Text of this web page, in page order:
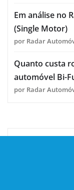
Em análise no
(Single Motor)
por Radar
Quanto custa
automóvel Bi-
por Radar